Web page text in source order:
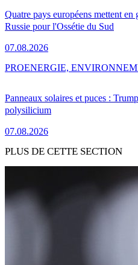
Quatre pays européens mettent en
Russie pour l'Ossétie du Sud
07.08.2026
Panneaux solaires et puces :
polysilicium
07.08.2026
PROENERGIE,
PLUS DE CETTE SECTION